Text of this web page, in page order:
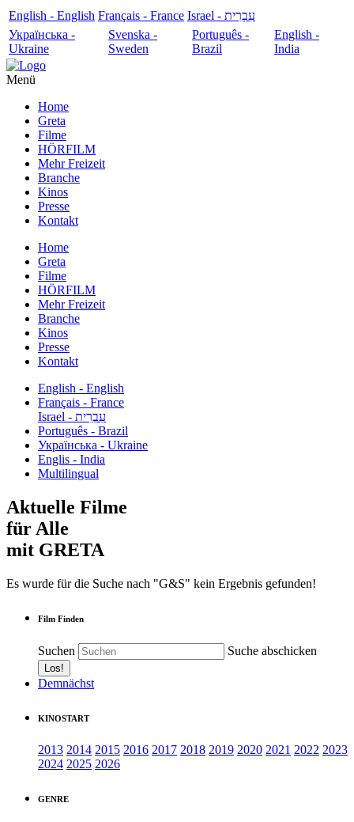
English - English Français - France
עִבְרִית - Israel
Українська -
Ukraine
Svenska -
Sweden
Português -
Brazil
English -
India
Menü
Home
Greta
Filme
HÖRFILM
Mehr Freizeit
Branche
Kinos
Presse
Kontakt
Home
Greta
Filme
HÖRFILM
Mehr Freizeit
Branche
Kinos
Presse
Kontakt
English - English
Français - France
עִבְרִית - Israel
Português - Brazil
Українська - Ukraine
Englis - India
Multilingual
Aktuelle Filme
für Alle
mit GRETA
Es wurde für die Suche nach "G&S" kein Ergebnis gefunden!
Film Finden
Suchen Suche abschicken
Demnächst
KINOSTART
2013 2014 2015 2016 2017 2018 2019 2020 2021 2022 2023
2024 2025 2026
GENRE